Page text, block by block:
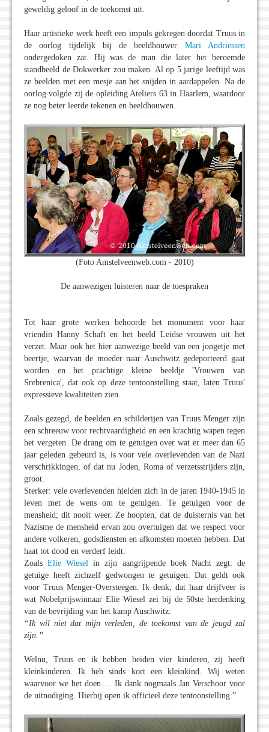
geweldig geloof in de toekomst uit.
Haar artistieke werk heeft een impuls gekregen doordat Truus in
de oorlog tijdelijk bij de beeldhouwer Mari Andriessen
ondergedoken zat. Hij was de man die later het beroemde
standbeeld de Dokwerker zou maken. Al op 5 jarige leeftijd was
ze beelden met een mesje aan het snijden in aardappelen. Na de
oorlog volgde zij de opleiding Ateliers 63 in Haarlem, waardoor
ze nog beter leerde tekenen en beeldhouwen.
(Foto Amstelveenweb.com - 2010)
De aanwezigen luisteren naar de toespraken
Tot haar grote werken behoorde het monument voor haar
vriendin Hanny Schaft en het beeld Leidse vrouwen uit het
verzet. Maar ook het hier aanwezige beeld van een jongetje met
beertje, waarvan de moeder naar Auschwitz gedeporteerd gaat
worden en het prachtige kleine beeldje 'Vrouwen van
Srebrenica', dat ook op deze tentoonstelling staat, laten Truus'
expressieve kwaliteiten zien.
Zoals gezegd, de beelden en schilderijen van Truus Menger zijn
een schreeuw voor rechtvaardigheid en een krachtig wapen tegen
het vergeten. De drang om te getuigen over wat er meer dan 65
jaar geleden gebeurd is, is voor vele overlevenden van de Nazi
verschrikkingen, of dat nu Joden, Roma of verzetsstrijders zijn,
groot.
Sterker: vele overlevenden hielden zich in de jaren 1940-1945 in
leven met de wens om te getuigen. Te getuigen voor de
mensheid; dit nooit weer. Ze hoopten, dat de duisternis van het
Nazisme de mensheid ervan zou overtuigen dat we respect voor
andere volkeren, godsdiensten en afkomsten moeten hebben. Dat
haat tot dood en verderf leidt.
ZoalsElie Wiesel
in zijn aangrijpende boek Nacht zegt: de
getuige heeft zichzelf gedwongen te getuigen. Dat geldt ook
voor Truus Menger-Oversteegen. Ik denk, dat haar drijfveer is
wat Nobelprijswinnaar Elie Wiesel zei bij de 50ste herdenking
van de bevrijding van het kamp Auschwitz:
“Ik wil niet dat mijn verleden, de toekomst van de jeugd zal
zijn.”
Welnu, Truus en ik hebben beiden vier kinderen, zij heeft
kleinkinderen. Ik heb sinds kort een kleinkind. Wij weten
waarvoor we het doen…. Ik dank nogmaals Jan Verschoor voor
de uitnodiging. Hierbij open ik officieel deze tentoonstelling.”